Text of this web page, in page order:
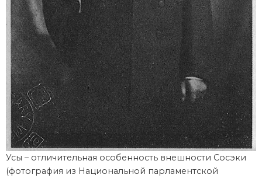
Усы – отличительная особенность внешности Сосэки
(фотография из Национальной парламентской